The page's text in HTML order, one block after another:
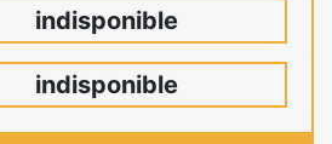
indisponible
indisponible